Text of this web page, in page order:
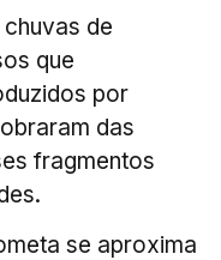
de
que
por
das
fragmentos
se aproxima